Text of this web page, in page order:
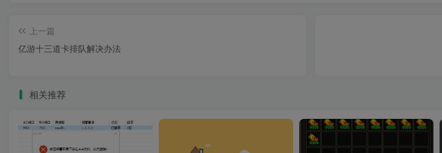
上一篇
亿游十三道卡排队解决办法
相关推荐